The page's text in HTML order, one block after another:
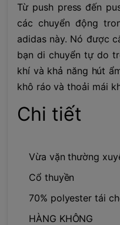
Từ push press đến
các chuyển động
adidas này. Nó được
bạn di chuyển tự do
khí và khả năng hút
khô ráo và thoải mái
Chi tiết
Vừa vặn thường
Cổ thuyền
70% polyester tái
HÀNG KHÔNG